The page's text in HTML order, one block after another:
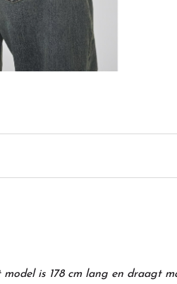
is 178 cm lang en draagt